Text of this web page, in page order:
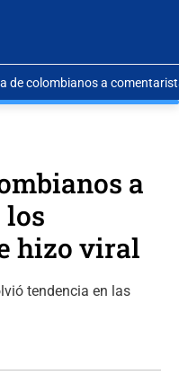
de colombianos a
a
los
hizo viral
tendencia en las